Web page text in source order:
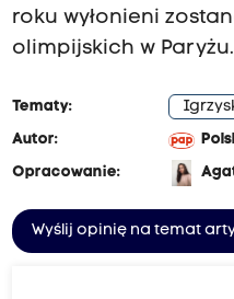
roku wyłonieni
olimpijskich w Paryżu.
Tematy:
Autor:
Opracowanie:
Wyślij opinię na temat